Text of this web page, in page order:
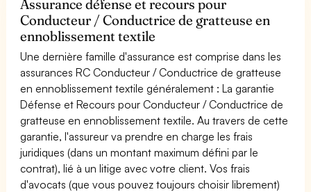
Assurance défense et recours pour
Conducteur / Conductrice de gratteuse en
ennoblissement textile
Une dernière famille d'assurance est comprise dans les
assurances RC Conducteur / Conductrice de gratteuse
en ennoblissement textile généralement : La garantie
Défense et Recours pour Conducteur / Conductrice de
gratteuse en ennoblissement textile. Au travers de cette
garantie, l'assureur va prendre en charge les frais
juridiques (dans un montant maximum défini par le
contrat), lié à un litige avec votre client. Vos frais
d'avocats (que vous pouvez toujours choisir librement)